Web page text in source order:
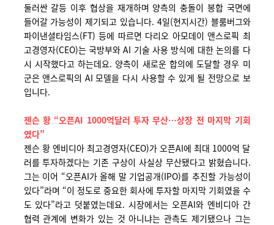
둘러싼 갈등 이후 협상을 재개하며 양측의 충돌이 봉합 국면에
들어갈 가능성이 제기되고 있습니다. 4일(현지시간) 블룸버그와
파이낸셜타임스(FT) 등에 따르면 다리오 아모데이 앤스로픽 최
고경영자(CEO)는 국방부와 AI 기술 사용 방식에 대한 논의를 다
시 시작했다고 하는데요. 양측이 새로운 합의에 도달할 경우 미
군은 앤스로픽의 AI 모델을 다시 사용할 수 있게 될 전망으로 보
입니다.
젠슨 황 “오픈AI 1000억달러 투자 무산…상장 전 마지막 기회
였다”
젠슨 황 엔비디아 최고경영자(CEO)가 오픈AI에 최대 1000억 달
러를 투자하겠다는 기존 구상이 사실상 무산됐다고 밝혔습니다.
그는 이어 “오픈AI가 올해 말 기업공개(IPO)를 추진할 가능성이
있다”라며 “이 정도로 중요한 회사에 투자할 마지막 기회였을 수
도 있다”라고 덧붙였는데요. 시장에서는 오픈AI와 엔비디아 간
협력 관계에 변화가 있는 것 아니냐는 관측도 제기됐으나 그는